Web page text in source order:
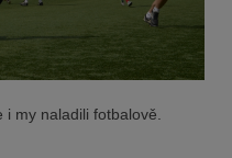
my naladili fotbalově.